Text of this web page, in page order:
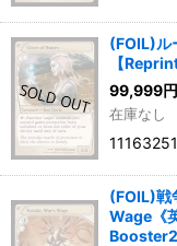
(FOIL)ル
【
99,999円
在庫なし
(FOIL)戦
Wage《